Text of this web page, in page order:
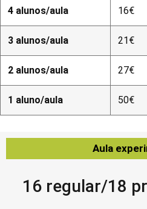
4 alunos/aula 16€
3 alunos/aula 21€
2 alunos/aula 27€
1 aluno/aula 50€
Aula
16 regular/18